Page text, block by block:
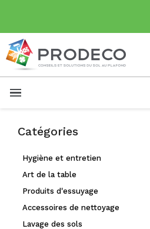
Catégories
Hygiène et entretien
Art de la table
Produits d'essuyage
Accessoires de nettoyage
Lavage des sols